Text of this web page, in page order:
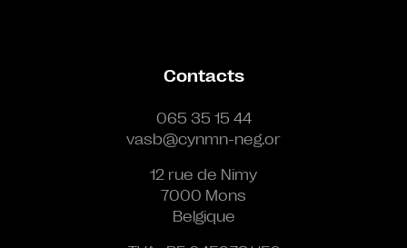
Contacts
065 35 15 44
vasb@cynmn-neg.or
12 rue de Nimy
7000 Mons
Belgique